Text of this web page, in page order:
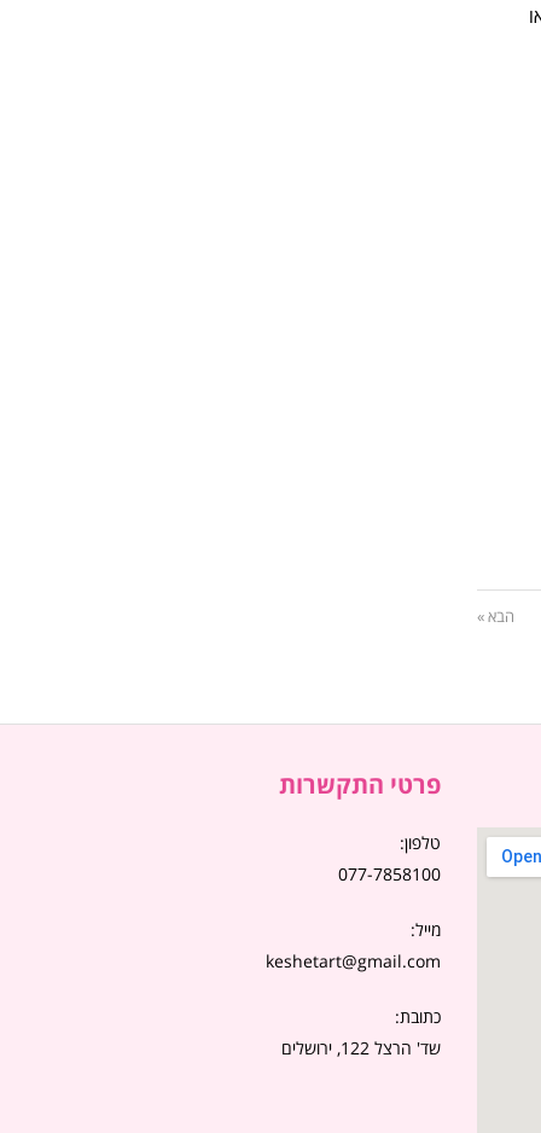
הבא »
פרטי התקשרות
טלפון:
077-7858100
מייל:
keshetart@gmail.com
כתובת:
שד' הרצל 122, ירושלים